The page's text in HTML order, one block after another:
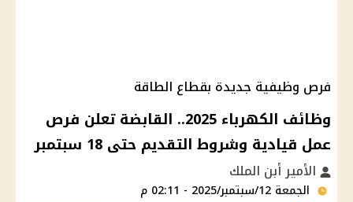
فرص وظيفية جديدة بقطاع الطاقة
وظائف الكهرباء 2025.. القابضة تعلن فرص
عمل قيادية وشروط التقديم حتى 18 سبتمبر
الأمير أبن الملك
الجمعة 12/سبتمبر/2025 - 02:11 م